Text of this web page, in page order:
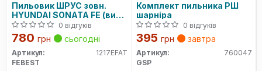
Пильовик ШРУС зовн.
HYUNDAI SONATA FE (вир-
во Febest) 0 відгуків
780 грн сьогодні
Артикул:
1217EFAT
FEBEST
Комплект пильника РШ
шарніра
0 відгуків
395 грн завтра
Артикул:
760047
GSP